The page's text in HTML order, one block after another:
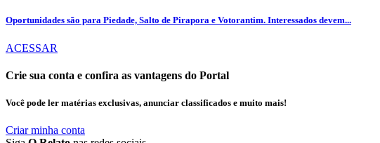
Oportunidades são para Piedade, Salto de Pirapora e Votorantim. Interessados devem...
ACESSAR
Crie sua conta e confira as vantagens do Portal
Você pode ler matérias exclusivas, anunciar classificados e muito mais!
Criar minha conta